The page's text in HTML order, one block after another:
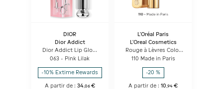
DIOR
Dior Addict
Dior Addict Lip Glow
Baume à Lèvres
Hydratant 48 H -
Couleur Activée Par Le
Ph
063 - Pink Lilak
-10% Extime Rewards
A partir de : 34,06 €
L'Oréal Paris
L'Oreal Cosmetics
Rouge à Lèvres Color
Riche
110 Made in Paris
-20 %
A partir de :10,94 €